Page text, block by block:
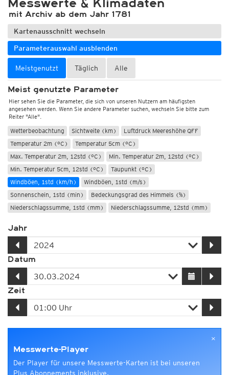
Messwerte & Klimadaten
mit Archiv ab dem Jahr 1781
Kartenausschnitt wechseln
Parameterauswahl ausblenden
Meistgenutzt Täglich Alle
Meist genutzte Parameter
Hier sehen Sie die Parameter, die sich von unseren Nutzern am häufigsten
angesehen werden. Wenn Sie andere Parameter suchen, wechseln Sie bitte zum
Reiter "Alle".
Wetterbeobachtung Sichtweite (km)
Luftdruck Meereshöhe QFF
Temperatur 2m (°C)
Temperatur 5cm (°C)
Max. Temperatur 2m, 12std (°C)
Min. Temperatur 2m, 12std (°C)
Min. Temperatur 5cm, 12std (°C)
Taupunkt (°C)
Windböen, 1std (km/h)
Windböen, 1std (m/s)
Sonnenschein, 1std (min)
Bedeckungsgrad des Himmels (%)
Niederschlagssumme, 1std (mm)
Niederschlagssumme, 12std (mm)
Jahr
Datum
Zeit
×
Messwerte-Player
Der Player für unsere Messwerte-Karten ist bei unseren
Plus Abonnements inklusive.